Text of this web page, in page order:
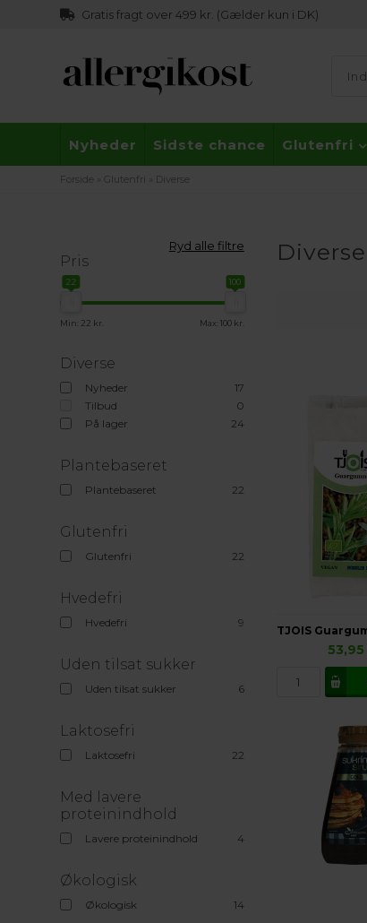
Gratis fragt over 499 kr. (Gælder kun i DK)
Nyheder Sidste chance Glutenfri
Forside »Glutenfri Diverse
Ryd alle filtre
Pris
22 100
Min: 22 kr. Max: 100 kr.
Diverse
Nyheder
17
Tilbud
0
På lager
24
Plantebaseret
Plantebaseret 22
Glutenfri
Glutenfri 22
Hvedefri
Hvedefri 9
Uden tilsat sukker
Uden tilsat sukker 6
Laktosefri
Laktosefri 22
Med lavere
proteinindhold
Lavere proteinindhold 4
Økologisk
Økologisk 14
Diverse
53,95